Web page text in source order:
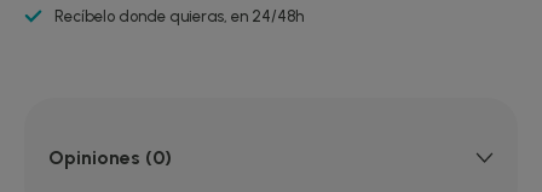
Recíbelo donde quieras, en 24/48h
Opiniones (0)